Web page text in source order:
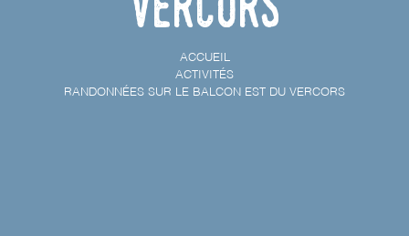
ACCUEIL
ACTIVITÉS
RANDONNÉES SUR LE BALCON EST DU VERCORS